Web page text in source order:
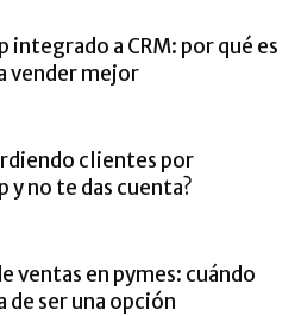
integrado a CRM: por qué es
vender mejor
clientes por
y no te das cuenta?
ventas en pymes: cuándo
de ser una opción